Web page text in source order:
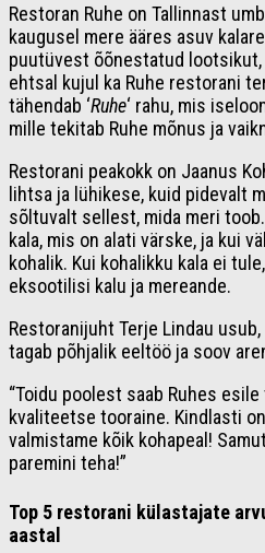
Restoran Ruhe on Tallinnast
kaugusel mere ääres asuv
puutüvest õõnestatud lootsikut,
ehtsal kujul ka Ruhe restorani
tähendab ‘Ruhe‘ rahu, mis
mille tekitab Ruhe mõnus ja
Restorani peakokk on Jaanus
lihtsa ja lühikese, kuid pidevalt
sõltuvalt sellest, mida meri
kala, mis on alati värske, ja kui
kohalik. Kui kohalikku kala ei
eksootilisi kalu ja mereande.
Restoranijuht Terje Lindau
tagab põhjalik eeltöö ja soov
“Toidu poolest saab Ruhes
kvaliteetse tooraine. Kindlasti
valmistame kõik kohapeal!
paremini teha!”
Top 5 restorani külastajate
aastal